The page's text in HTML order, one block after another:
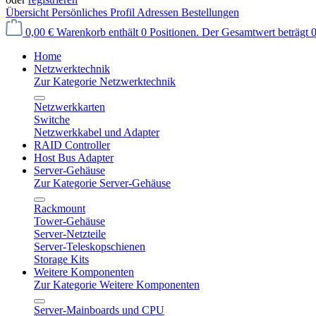
Übersicht Persönliches Profil Adressen Bestellungen
0,00 € Warenkorb enthält 0 Positionen. Der Gesamtwert beträgt
Home
Netzwerktechnik
Zur Kategorie Netzwerktechnik
Netzwerkkarten
Switche
Netzwerkkabel und Adapter
RAID Controller
Host Bus Adapter
Server-Gehäuse
Zur Kategorie Server-Gehäuse
Rackmount
Tower-Gehäuse
Server-Netzteile
Server-Teleskopschienen
Storage Kits
Weitere Komponenten
Zur Kategorie Weitere Komponenten
Server-Mainboards und CPU